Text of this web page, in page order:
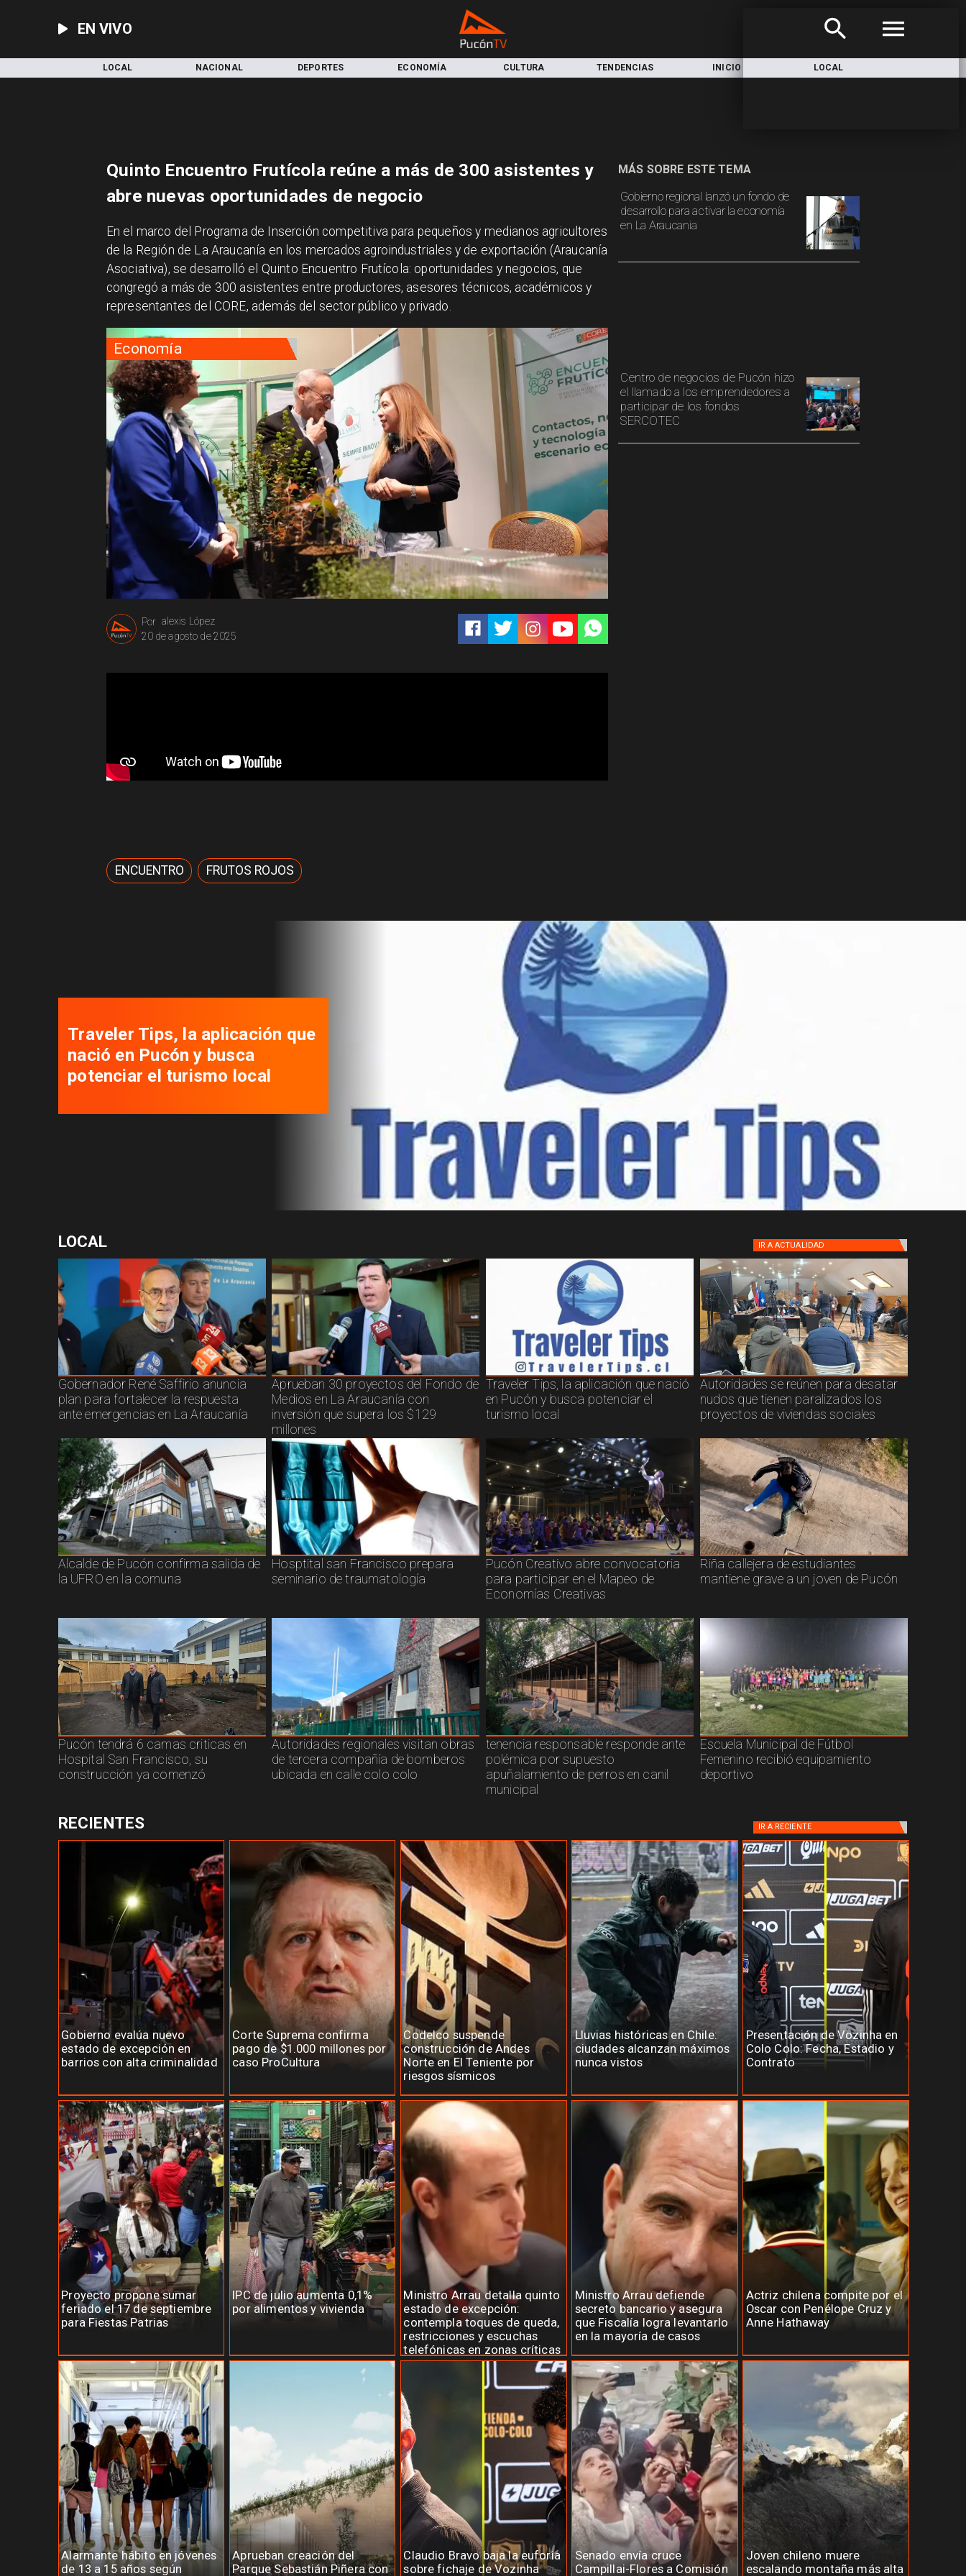
EN VIVO
LOCAL NACIONAL DEPORTES ECONOMÍA CULTURA TENDENCIAS INICIO LOCAL
Economía
alexis López
Por
20 de agosto de 2025
Gobierno regional lanzó un fondo de
desarrollo para activar la economía
en La Araucania
Centro de negocios de Pucón hizo
el llamado a los emprendedores a
participar de los fondos
SERCOTEC
MÁS SOBRE ESTE TEMA
Quinto Encuentro Frutícola reúne a más de 300 asistentes y
abre nuevas oportunidades de negocio
​En el marco del Programa de Inserción competitiva para pequeños y medianos agricultores
de la Región de La Araucanía en los mercados agroindustriales y de exportación (Araucanía
Asociativa), se desarrolló el Quinto Encuentro Frutícola: oportunidades y negocios, que
congregó a más de 300 asistentes entre productores, asesores técnicos, académicos y
representantes del CORE, además del sector público y privado.
ENCUENTRO FRUTOS ROJOS
Autoridades se reúnen para
desatar nudos que tienen
paralizados los proyectos de
viviendas sociales
LOCAL IR A ACTUALIDAD
Gobernador René Saffirio anuncia
plan para fortalecer la respuesta
ante emergencias en La Araucanía
Aprueban 30 proyectos del Fondo de
Medios en La Araucanía con
inversión que supera los $129
millones
Traveler Tips, la aplicación que nació
en Pucón y busca potenciar el
turismo local
Autoridades se reúnen para desatar
nudos que tienen paralizados los
proyectos de viviendas sociales
Alcalde de Pucón confirma salida de
la UFRO en la comuna
Hosptital san Francisco prepara
seminario de traumatología
Pucón Creativo abre convocatoria
para participar en el Mapeo de
Economías Creativas
Riña callejera de estudiantes
mantiene grave a un joven de Pucón
Pucón tendrá 6 camas criticas en
Hospital San Francisco, su
construcción ya comenzó
Autoridades regionales visitan obras
de tercera compañía de bomberos
ubicada en calle colo colo
tenencia responsable responde ante
polémica por supuesto
apuñalamiento de perros en canil
municipal
Escuela Municipal de Fútbol
Femenino recibió equipamiento
deportivo
Gobierno evalúa nuevo
estado de excepción en
barrios con alta criminalidad
Corte Suprema confirma
pago de $1.000 millones por
caso ProCultura
Codelco suspende
construcción de Andes
Norte en El Teniente por
riesgos sísmicos
Lluvias históricas en Chile:
ciudades alcanzan máximos
nunca vistos
Presentación de Vozinha en
Colo Colo: Fecha, Estadio y
Contrato
Proyecto propone sumar
feriado el 17 de septiembre
para Fiestas Patrias
IPC de julio aumenta 0,1%
por alimentos y vivienda
Ministro Arrau detalla quinto
estado de excepción:
contempla toques de queda,
restricciones y escuchas
telefónicas en zonas críticas
Ministro Arrau defiende
secreto bancario y asegura
que Fiscalía logra levantarlo
en la mayoría de casos
Actriz chilena compite por el
Oscar con Penélope Cruz y
Anne Hathaway
Alarmante hábito en jóvenes
de 13 a 15 años según
Aprueban creación del
Parque Sebastián Piñera con
Claudio Bravo baja la euforia
sobre fichaje de Vozinha
Senado envía cruce
Campillai-Flores a Comisión
Joven chileno muere
escalando montaña más alta
RECIENTES IR A RECIENTE